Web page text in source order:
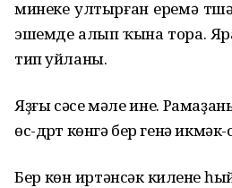
минеке ултырған еремә
эшемде алып ҡына тора.
тип уйланы.
Яҙғы сәсеү мәле ине.
өс-дүрт көнгә бер генә
Бер көн иртәнсәк килене